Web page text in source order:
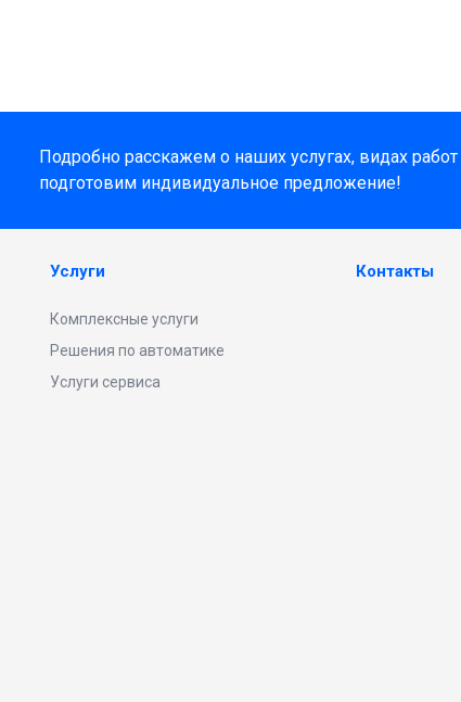
Подробно расскажем о наших услугах, видах
подготовим индивидуальное предложение!
Услуги
Комплексные услуги
Решения по автоматике
Услуги сервиса
Контакты